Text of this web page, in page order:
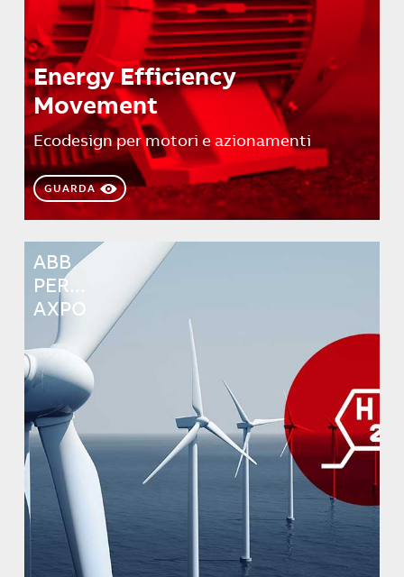
Energy Efficiency
Movement
Ecodesign per motori e azionamenti
GUARDA
ABB
PER...
AXPO